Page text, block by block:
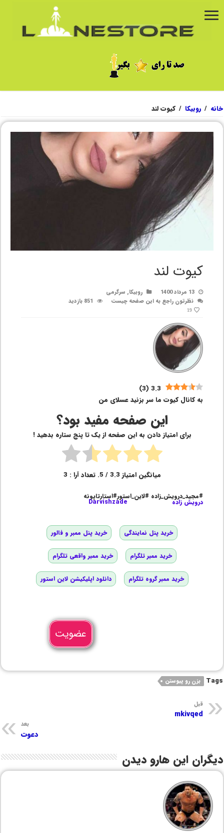
خانه / روبیکا / کیوت لند
کیوت لند
13 مرداد 1400 روبیکا, سرگرمی
نظرتون راجع به این صفحه چیست
851 بازدید
19
3.3
(
3
)
به کانال کیوت ما سر بزنید عسلای من
این صفحه مفید بود؟
برای امتیاز دادن به این صفحه از یک تا پنج ستاره بدهید !
میانگین امتیاز3.3/ 5. تعداد آرا : 3
#مجید_درویش_زاده #لاین_استور#استارتاپونه
درویش زاده Darvishzade
خرید پنل نمایندگی خرید پنل ممبر و فالور
خرید ممبر تلگرام خرید ممبر واقعی تلگرام
خرید ممبر گروه تلگرام دانلود اپلیکیشن لاین استور
عضویت
Tags بزن رو پیوستن
قبل
mkivqed
بعد
دعوت
دیگران این هارو دیدن